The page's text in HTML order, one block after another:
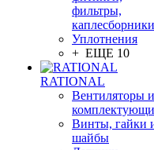
фильтры,
каплесборники
Уплотнения
+ ЕЩЕ 10
RATIONAL
Вентиляторы и
Винты, гайки
шайбы